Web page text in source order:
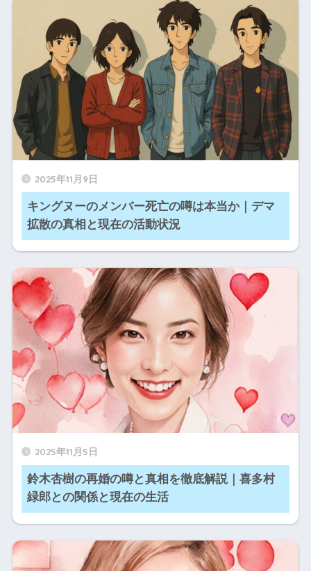
2025年11月9日
キングヌーのメンバー死亡の噂は本当か｜デマ
拡散の真相と現在の活動状況
2025年11月5日
鈴木杏樹の再婚の噂と真相を徹底解説｜喜多村
緑郎との関係と現在の生活